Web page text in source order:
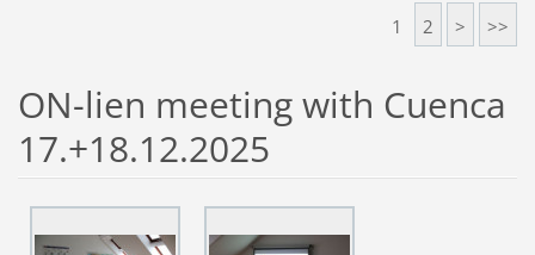
1 2 > >>
ON-lien meeting with Cuenca
17.+18.12.2025